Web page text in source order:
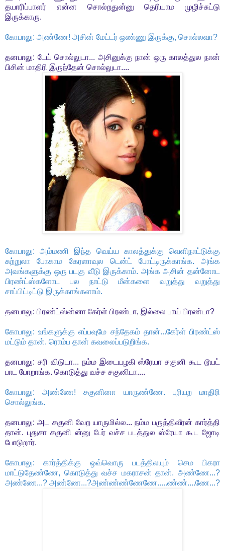
தயாரிப்பாளர் என்ன சொல்றதுன்னு தெரியாம முழிச்சுட்டு
இருக்காரு.
கோபாலு: அண்ணே! அசின் மேட்டர் ஒண்ணு இருக்கு, சொல்லவா?
தனபாலு: டேய் சொல்லுடா... அசினுக்கு நான் ஒரு காலத்துல நான்
பிசின் மாதிரி இருந்தேன் சொல்லுடா....
கோபாலு: அம்மணி இந்த வெய்ய காலத்துக்கு வெளிநாட்டுக்கு
சுற்றுலா போகாம கேரளாவுல டென்ட் போட்டிருக்காங்க. அங்க
அவங்களுக்கு ஒரு படகு வீடு இருக்காம். அங்க அசின் தன்னோட
பிரண்ட்ஸ்களோட பல நாட்டு மீன்களை வறுத்து வறுத்து
சாப்பிட்டிட்டு இருக்காங்களாம்.
தனபாலு: பிரண்ட்ஸ்ன்னா கேர்ள் பிரண்டா, இல்லை பாய் பிரண்டா?
கோபாலு: உங்களுக்கு எப்பவுமே சந்தேகம் தான்...கேர்ள் பிரண்ட்ஸ்
மட்டும் தான். ரொம்ப தான் கவலைப்படுறிங்க.
தனபாலு: சரி விடுடா... நம்ம இடையழகி ஸ்ரேயா சகுனி கூட டூயட்
பாட போறாங்க. கொடுத்து வச்ச சகுனிடா....
கோபாலு: அண்ணே! சகுனினா யாருண்ணே. புரியற மாதிரி
சொல்லுங்க.
தனபாலு: அட சகுனி வேற யாருமில்ல... நம்ம பருத்திவீரன் கார்த்தி
தான். புதுசா சகுனி ன்னு பேர் வச்ச படத்துல ஸ்ரேயா கூட ஜோடி
போடுறார்.
கோபாலு: கார்த்திக்கு ஒவ்வொரு படத்திலயும் செம பிகரா
மாட்டுதேண்ணே, கொடுத்து வச்ச மகராசன் தான். அண்ணே...?
அண்ணே...? அண்ணே...?அண்ண்ண்ணேணே.....ண்ண்....ணே...?